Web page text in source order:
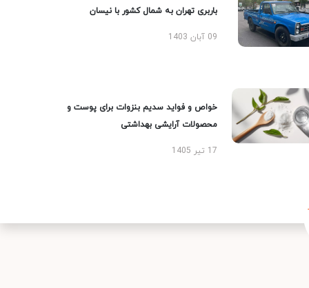
باربری تهران به شمال کشور با نیسان
09 آبان 1403
خواص و فواید سدیم بنزوات برای پوست و
محصولات آرایشی بهداشتی
17 تیر 1405